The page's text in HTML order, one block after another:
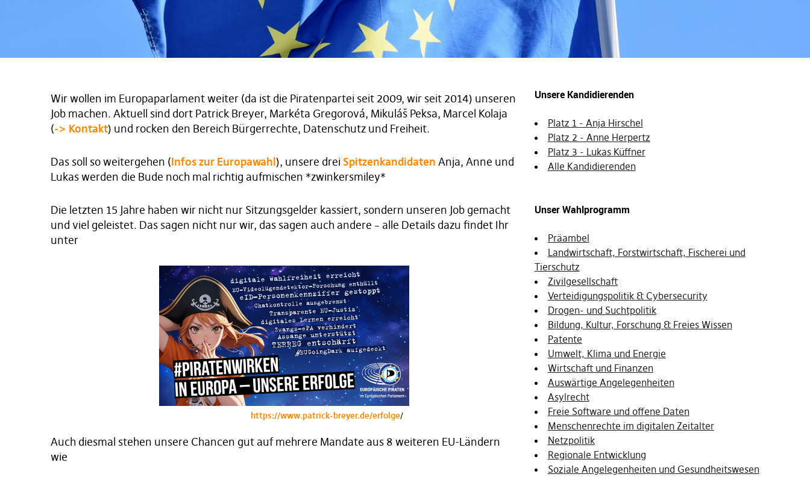
Wir wollen im Europaparlament weiter (da ist die Piratenpartei seit 2009, wir seit 2014) unseren
Job machen. Aktuell sind dort Patrick Breyer, Markéta Gregorová, Mikuláš Peksa, Marcel Kolaja
(-> Kontakt) und rocken den Bereich Bürgerrechte, Datenschutz und Freiheit.
Das soll so weitergehen (Infos zur Europawahl), unsere drei Spitzenkandidaten Anja, Anne und
Lukas werden die Bude noch mal richtig aufmischen *zwinkersmiley*
Die letzten 15 Jahre haben wir nicht nur Sitzungsgelder kassiert, sondern unseren Job gemacht
und viel geleistet. Das sagen nicht nur wir, das sagen auch andere – alle Details dazu findet Ihr
unter
https://www.patrick-breyer.de/erfolge/
Auch diesmal stehen unsere Chancen gut auf mehrere Mandate aus 8 weiteren EU-Ländern
wie
Unsere Kandidierenden
Platz 1 - Anja Hirschel
Platz 2 - Anne Herpertz
Platz 3 - Lukas Küffner
Alle Kandidierenden
Unser Wahlprogramm
Präambel
Landwirtschaft, Forstwirtschaft, Fischerei und
Tierschutz
Zivilgesellschaft
Verteidigungspolitik & Cybersecurity
Drogen- und Suchtpolitik
Bildung, Kultur, Forschung & Freies Wissen
Patente
Umwelt, Klima und Energie
Wirtschaft und Finanzen
Auswärtige Angelegenheiten
Asylrecht
Freie Software und offene Daten
Menschenrechte im digitalen Zeitalter
Netzpolitik
Regionale Entwicklung
Soziale Angelegenheiten und Gesundheitswesen